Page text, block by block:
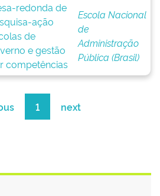
redonda de
ação
de
e gestão
competências
Escola Nacional
de
Administração
Pública (Brasil)
1 next